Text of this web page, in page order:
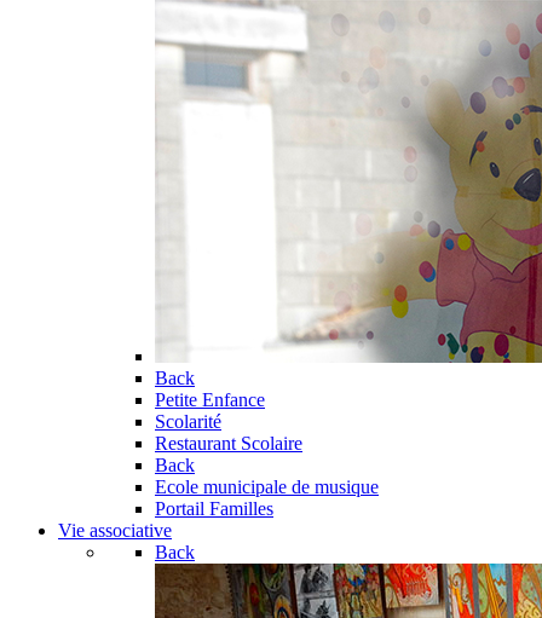
Back
Petite Enfance
Scolarité
Restaurant Scolaire
Back
Ecole municipale de musique
Portail Familles
Vie associative
Back